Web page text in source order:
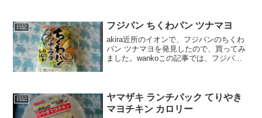
集合！買う...
日記 フジパン ちくわパン ツナマヨ
akira近所のイオンで、フジパンのちくわ
パン ツナマヨを発見したので、買ってみ
ました。wankoこの記事では、フジパン
く...
日記
ヤマザキ ランチパック てりやき
マヨチキン カロリー